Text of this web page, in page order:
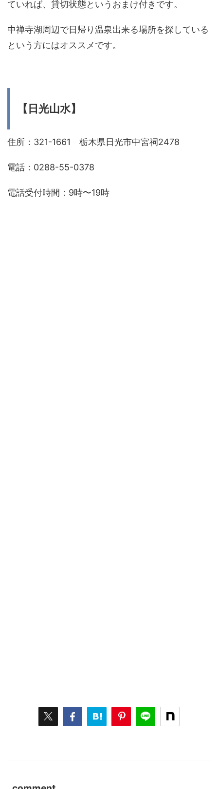
ていれば、貸切状態というおまけ付きです。
中禅寺湖周辺で日帰り温泉出来る場所を探している
という方にはオススメです。
【日光山水】
住所：321-1661 栃木県日光市中宮祠2478
電話：0288-55-0378
電話受付時間：9時〜19時